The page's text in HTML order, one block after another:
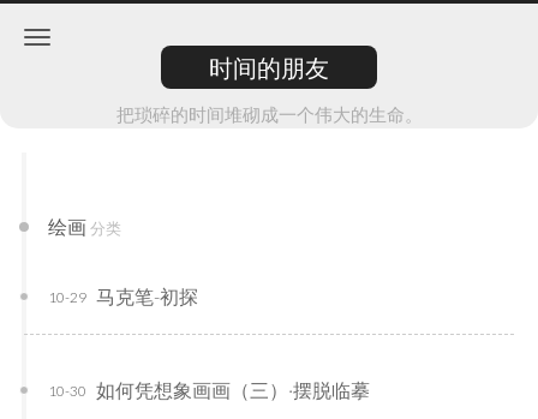
时间的朋友
把琐碎的时间堆砌成一个伟大的生命。
绘画分类
马克笔-初探
10-29
如何凭想象画画（三）·摆脱临摹
10-30